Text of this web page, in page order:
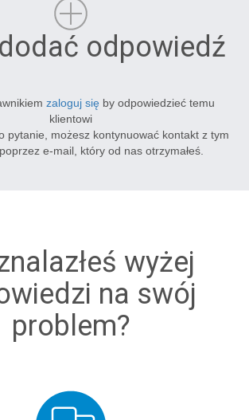
odpowiedź
zaloguj się by odpowiedzieć temu
klientowi
pytanie, możesz kontynuować kontakt z tym
e-mail, który od nas otrzymałeś.
wyżej
na swój
problem?